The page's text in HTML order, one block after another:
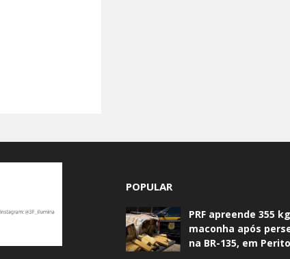
POPULAR
PRF apreende 355
maconha após
na BR-135, em